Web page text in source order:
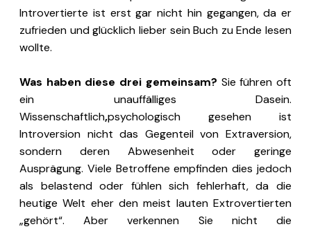
Introvertierte ist erst gar nicht hin gegangen, da er
zufrieden und glücklich lieber sein Buch zu Ende lesen
wollte.
Was haben diese drei gemeinsam? Sie führen oft
ein unauffälliges Dasein.
Wissenschaftlich,psychologisch gesehen ist
Introversion nicht das Gegenteil von Extraversion,
sondern deren Abwesenheit oder geringe
Ausprägung. Viele Betroffene empfinden dies jedoch
als belastend oder fühlen sich fehlerhaft, da die
heutige Welt eher den meist lauten Extrovertierten
„gehört“. Aber verkennen Sie nicht die